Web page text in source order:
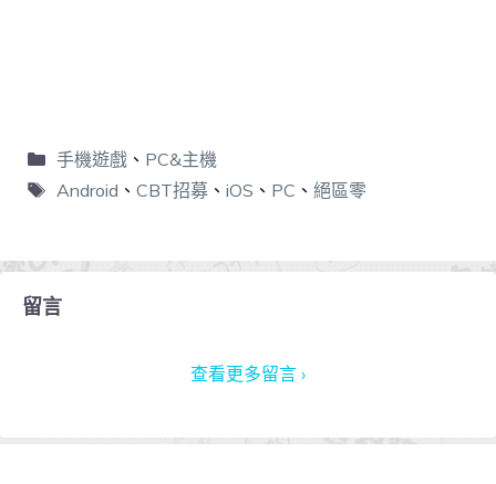
手機遊戲、 PC&主機
Android 、 CBT招募、 iOS 、 PC 、 絕區零
留言
查看更多留言 ›